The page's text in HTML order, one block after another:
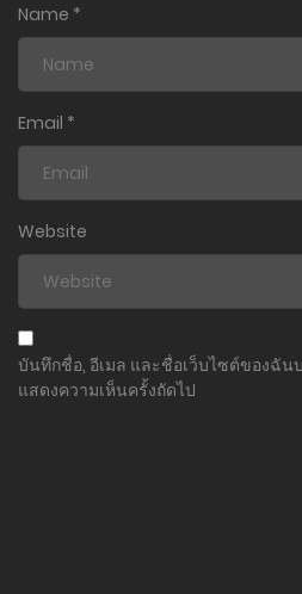
Name *
Email *
Website
บันทึกชื่อ, อีเมล และชื่อเว็บไซต์ของฉัน
แสดงความเห็นครั้งถัดไป